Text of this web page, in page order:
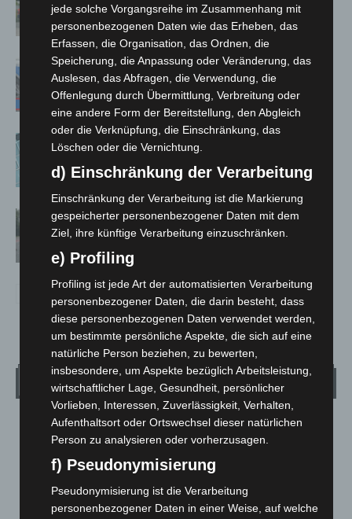
Notfallsanitäter starten beim Roten
Kreuz
Mann läuft mit Hockeyschläger über
A7 – Polizei sucht Zeugen
Anklage nach Abschaltung von
Hannover: Polizei stoppt 166
Trunkenheitsfahrten bei
Großkontrolle
Wetter
LANGENHAGEN
16.4°C
14.9 °
jede solche Vorgangsreihe im Zusammenhang mit
personenbezogenen Daten wie das Erheben, das
Erfassen, die Organisation, das Ordnen, die
Speicherung, die Anpassung oder Veränderung, das
Auslesen, das Abfragen, die Verwendung, die
Offenlegung durch Übermittlung, Verbreitung oder
eine andere Form der Bereitstellung, den Abgleich
oder die Verknüpfung, die Einschränkung, das
Löschen oder die Vernichtung.
d) Einschränkung der Verarbeitung
Einschränkung der Verarbeitung ist die Markierung
gespeicherter personenbezogener Daten mit dem
Ziel, ihre künftige Verarbeitung einzuschränken.
e) Profiling
Profiling ist jede Art der automatisierten Verarbeitung
personenbezogener Daten, die darin besteht, dass
diese personenbezogenen Daten verwendet werden,
um bestimmte persönliche Aspekte, die sich auf eine
natürliche Person beziehen, zu bewerten,
insbesondere, um Aspekte bezüglich Arbeitsleistung,
wirtschaftlicher Lage, Gesundheit, persönlicher
Vorlieben, Interessen, Zuverlässigkeit, Verhalten,
Aufenthaltsort oder Ortswechsel dieser natürlichen
Person zu analysieren oder vorherzusagen.
f) Pseudonymisierung
Pseudonymisierung ist die Verarbeitung
personenbezogener Daten in einer Weise, auf welche